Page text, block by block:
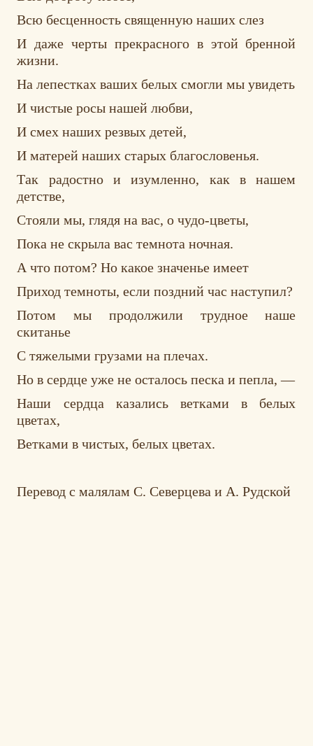
Всю бесценность священную наших слез
И даже черты прекрасного в этой бренной
жизни.
На лепестках ваших белых смогли мы увидеть
И чистые росы нашей любви,
И смех наших резвых детей,
И матерей наших старых благословенья.
Так радостно и изумленно, как в нашем
детстве,
Стояли мы, глядя на вас, о чудо-цветы,
Пока не скрыла вас темнота ночная.
А что потом? Но какое значенье имеет
Приход темноты, если поздний час наступил?
Потом мы продолжили трудное наше
скитанье
С тяжелыми грузами на плечах.
Но в сердце уже не осталось песка и пепла, —
Наши сердца казались ветками в белых
цветах,
Ветками в чистых, белых цветах.
Перевод с малялам С. Северцева и А. Рудской